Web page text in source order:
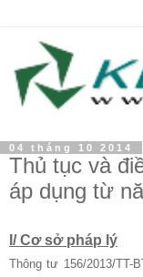
04 tháng 10 2014
Thủ tục và
áp dụng từ
I/ Cơ sở pháp lý
Thông tư 156/2013/TT-